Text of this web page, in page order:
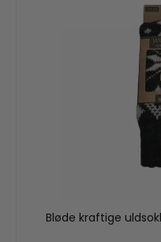
Bløde kraftige